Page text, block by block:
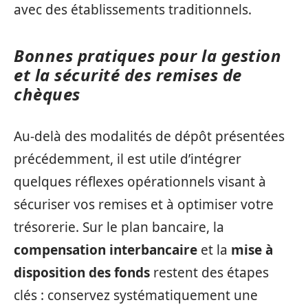
avec des établissements traditionnels.
Bonnes pratiques pour la gestion
et la sécurité des remises de
chèques
Au-delà des modalités de dépôt présentées
précédemment, il est utile d’intégrer
quelques réflexes opérationnels visant à
sécuriser vos remises et à optimiser votre
trésorerie. Sur le plan bancaire, la
compensation interbancaire et la mise à
disposition des fonds restent des étapes
clés : conservez systématiquement une